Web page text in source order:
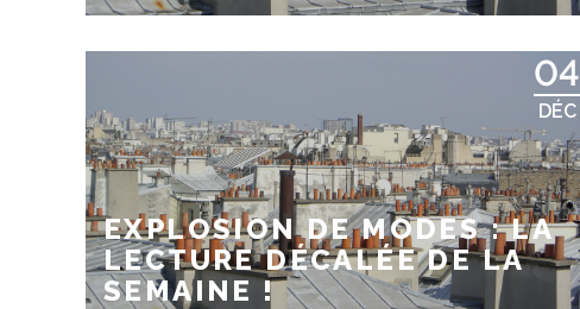
04
DÉC
EXPLOSION DE MODES : LA
LECTURE DÉCALÉE DE LA
SEMAINE !